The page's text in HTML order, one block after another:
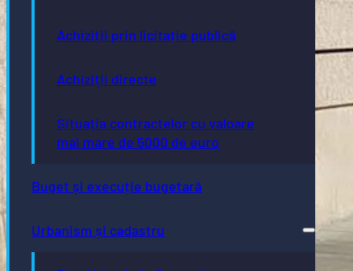
Achiziții prin licitație publică
Achiziții directe
Situația contractelor cu valoare
mai mare de 5000 de euro
Buget și execuție bugetară
Urbanism și cadastru